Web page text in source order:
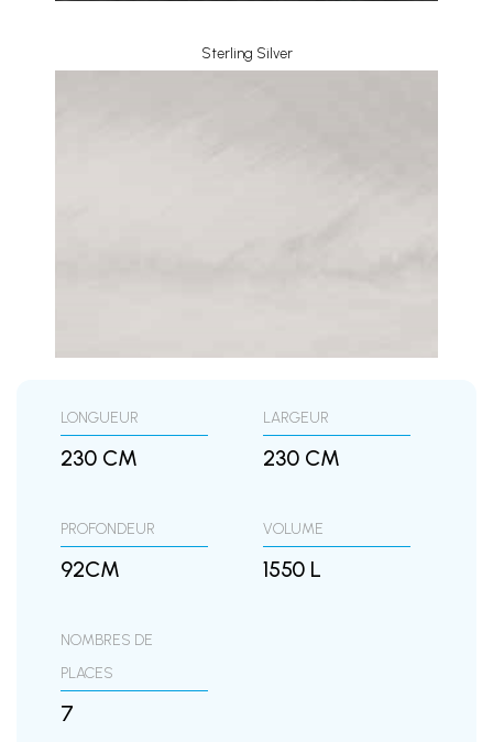
Sterling Silver
LONGUEUR
230 CM
LARGEUR
230 CM
PROFONDEUR
92CM
VOLUME
1550 L
NOMBRES DE
PLACES
7